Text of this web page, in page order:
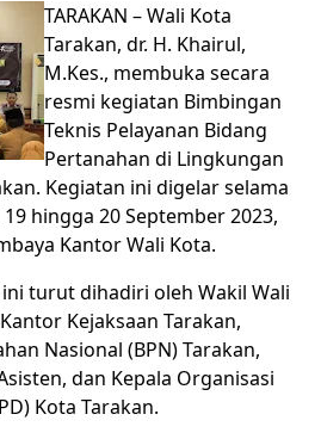
TARAKAN – Wali Kota
Tarakan, dr. H. Khairul,
M.Kes., membuka secara
resmi kegiatan Bimbingan
Teknis Pelayanan Bidang
Pertanahan di Lingkungan
Kegiatan ini digelar selama
hingga 20 September 2023,
Kantor Wali Kota.
turut dihadiri oleh Wakil Wali
Kejaksaan Tarakan,
Nasional (BPN) Tarakan,
dan Kepala Organisasi
Kota Tarakan.